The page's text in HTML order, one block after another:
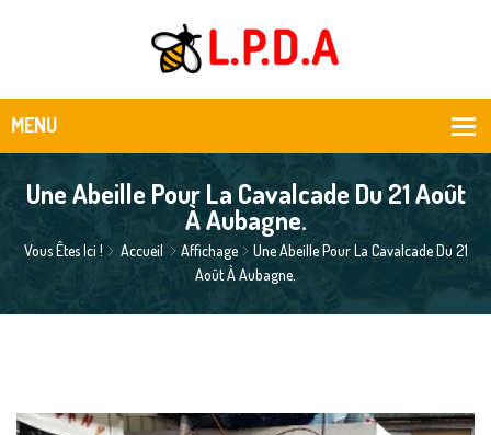
Une Abeille Pour La Cavalcade Du 21 Août
À Aubagne.
Vous Êtes Ici ! Accueil Affichage
Une Abeille Pour La Cavalcade Du 21
Août À Aubagne.